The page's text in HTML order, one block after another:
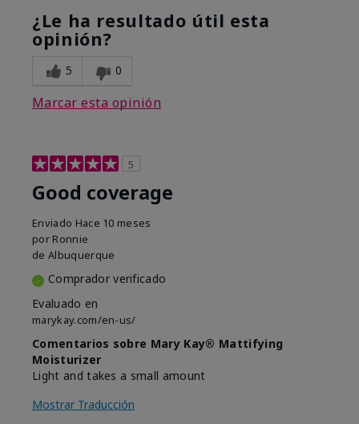
¿Le ha resultado útil esta
opinión?
5 0
Marcar esta opinión
5
Good coverage
Enviado Hace 10 meses
por Ronnie
de Albuquerque
Comprador verificado
Evaluado en
marykay.com/en-us/
Comentarios sobre Mary Kay® Mattifying
Moisturizer
Light and takes a small amount
Mostrar Traducción